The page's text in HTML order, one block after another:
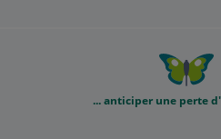
... anticiper une perte